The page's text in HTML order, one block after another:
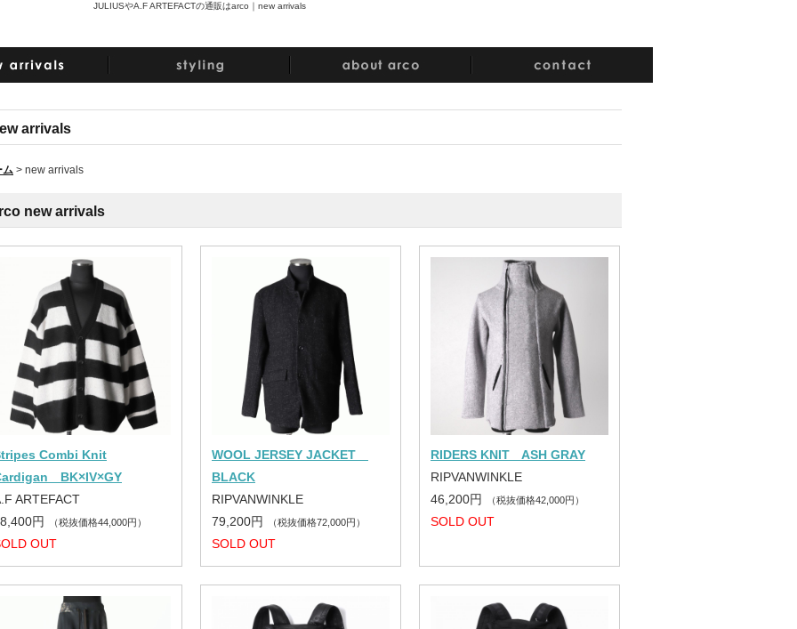
JULIUSやA.F ARTEFACTの通販はarco｜ new arrivals
arrivals
ム > new arrivals
new arrivals
Combi Knit
BK×IV×GY
ARTEFACT
円
（税抜価格44,000円）
OUT
WOOL JERSEY JACKET
BLACK
RIPVANWINKLE
79,200円
（税抜価格72,000円）
SOLD OUT
RIDERS KNIT ASH GRAY
RIPVANWINKLE
46,200円
（税抜価格42,000円）
SOLD OUT